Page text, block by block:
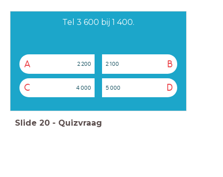
Tel 3 600 bij 1 400.
A 2 200 B
2 100
C 4 000 D
5 000
Slide 20 - Quizvraag